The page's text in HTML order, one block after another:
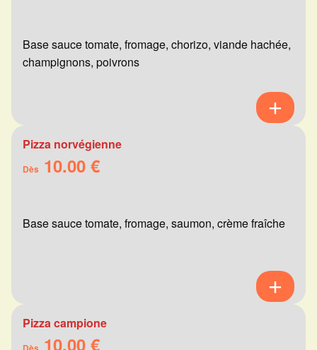
Base sauce tomate, fromage, chorizo, viande hachée,
champignons, poivrons
Pizza norvégienne
Dès 10.00 €
Base sauce tomate, fromage, saumon, crème fraîche
Pizza campione
10.00 €